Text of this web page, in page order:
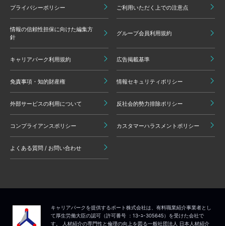
プライバシーポリシー ご利用いただく上での注意点
情報の信頼性担保に向けた編集方
針
グループ会員利用規約
キャリアパーク利用規約 広告掲載基準
免責事項・知的財産権 情報セキュリティポリシー
外部サービスの利用について 反社会的勢力排除ポリシー
コンプライアンスポリシー カスタマーハラスメントポリシー
よくある質問 / お問い合わせ